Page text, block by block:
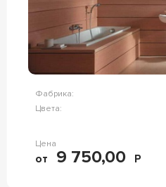
Фабрика:
Цвета:
Цена
от 9 750,00 Р